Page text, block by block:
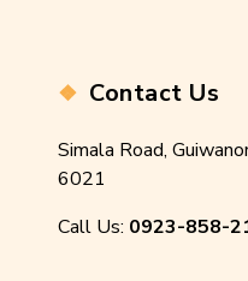
Contact Us
Simala Road,
6021
Call Us: 0923-858-